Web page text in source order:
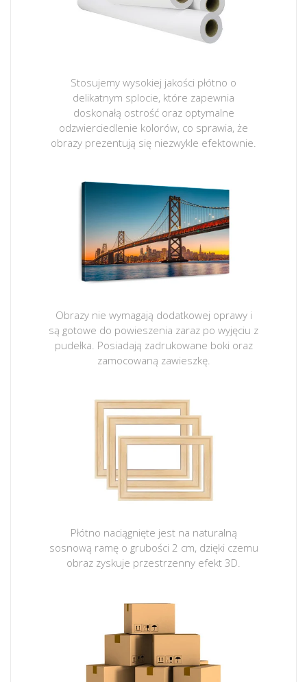
Stosujemy wysokiej jakości płótno o
delikatnym splocie, które zapewnia
doskonałą ostrość oraz optymalne
odzwierciedlenie kolorów, co sprawia, że
obrazy prezentują się niezwykle efektownie.
Obrazy nie wymagają dodatkowej oprawy i
są gotowe do powieszenia zaraz po wyjęciu z
pudełka. Posiadają zadrukowane boki oraz
zamocowaną zawieszkę.
Płótno naciągnięte jest na naturalną
sosnową ramę o grubości 2 cm, dzięki czemu
obraz zyskuje przestrzenny efekt 3D.